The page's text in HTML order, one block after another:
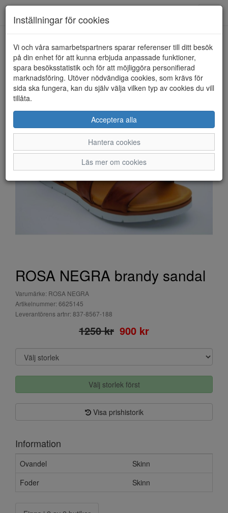
HEM ROSA NEGRA
ROSA NEGRA brandy sandal
Varumärke: ROSA NEGRA
Artikelnummer: 6625145
Leverantörens artnr: 837-8567-188
1250 kr 900 kr
Välj storlek först
Visa prishistorik
Information
Ovandel
Skinn
Foder
Skinn
Inställningar för cookies
Vi och våra samarbetspartners sparar referenser till ditt besök
på din enhet för att kunna erbjuda anpassade funktioner,
spara besöksstatistik och för att möjliggöra personifierad
marknadsföring. Utöver nödvändiga cookies, som krävs för
sida ska fungera, kan du själv välja vilken typ av cookies du vill
tillåta.
Acceptera alla
Hantera cookies
Läs mer om cookies